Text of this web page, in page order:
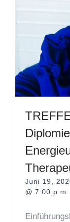
Juni 19,
@ 7:00 p.m.